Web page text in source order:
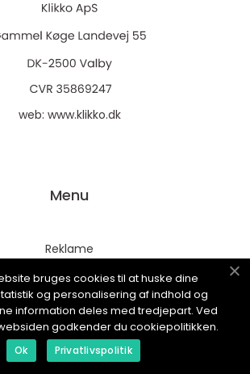
web: www.klikko.dk
Menu
Reklame
Om oss
Cookies
Kontakt Oss
Sitemap
bruges cookies til at huske dine
og personalisering af indhold og
information deles med tredjepart. Ved
godkender du cookiepolitikken.
Ok Privatlivspolitik